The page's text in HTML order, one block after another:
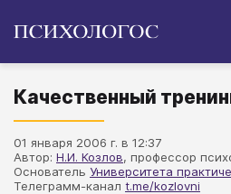
Качественный
01 января 2006 г. в 12:37
Автор: Н.И. Козлов, профессор
Основатель Университета
Телеграмм-канал t.me/kozlovni